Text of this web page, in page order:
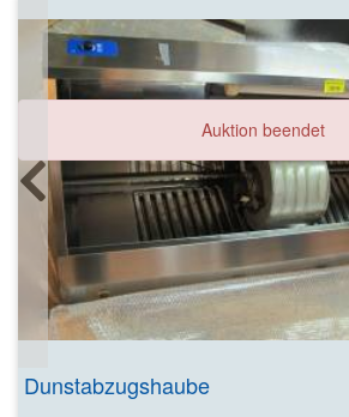
Auktion beendet
Dunstabzugshaube